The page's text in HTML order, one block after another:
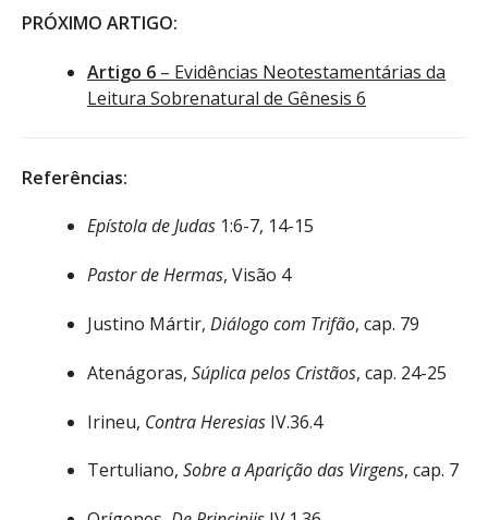
PRÓXIMO ARTIGO:
Artigo 6 – Evidências Neotestamentárias da
Leitura Sobrenatural de Gênesis 6
Referências:
Epístola de Judas 1:6-7, 14-15
Pastor de Hermas, Visão 4
Justino Mártir, Diálogo com Trifão, cap. 79
Atenágoras, Súplica pelos Cristãos, cap. 24-25
Irineu, Contra Heresias IV.36.4
Tertuliano, Sobre a Aparição das Virgens, cap. 7